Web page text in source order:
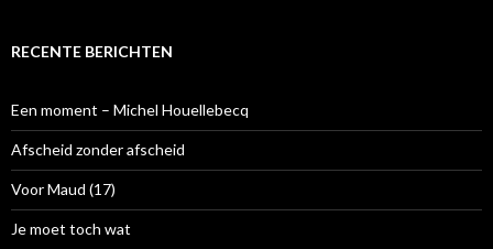
e
a
a
r
:
RECENTE BERICHTEN
Een moment – Michel Houellebecq
Afscheid zonder afscheid
Voor Maud (17)
Je moet toch wat